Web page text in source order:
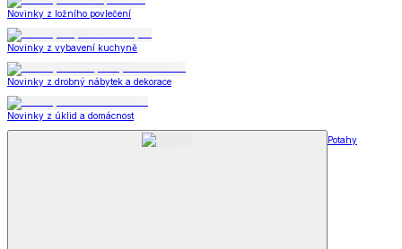
Novinky z ložního povlečení
Novinky z vybavení kuchyně
Novinky z drobný nábytek a dekorace
Novinky z úklid a domácnost
Potahy